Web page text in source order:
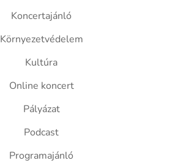
Koncertajánló
Környezetvédelem
Kultúra
Online koncert
Pályázat
Podcast
Programajánló